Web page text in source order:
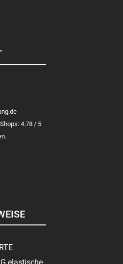
4.78 / 5